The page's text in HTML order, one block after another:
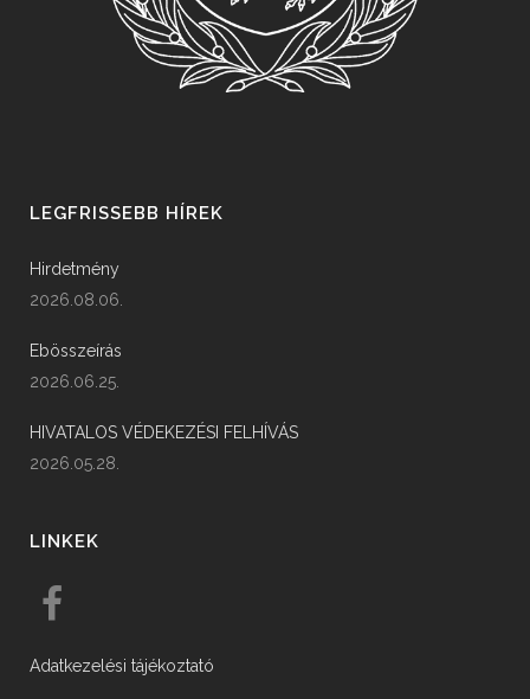
LEGFRISSEBB HÍREK
Hirdetmény
2026.08.06.
Ebösszeírás
2026.06.25.
HIVATALOS VÉDEKEZÉSI FELHÍVÁS
2026.05.28.
LINKEK
Adatkezelési tájékoztató